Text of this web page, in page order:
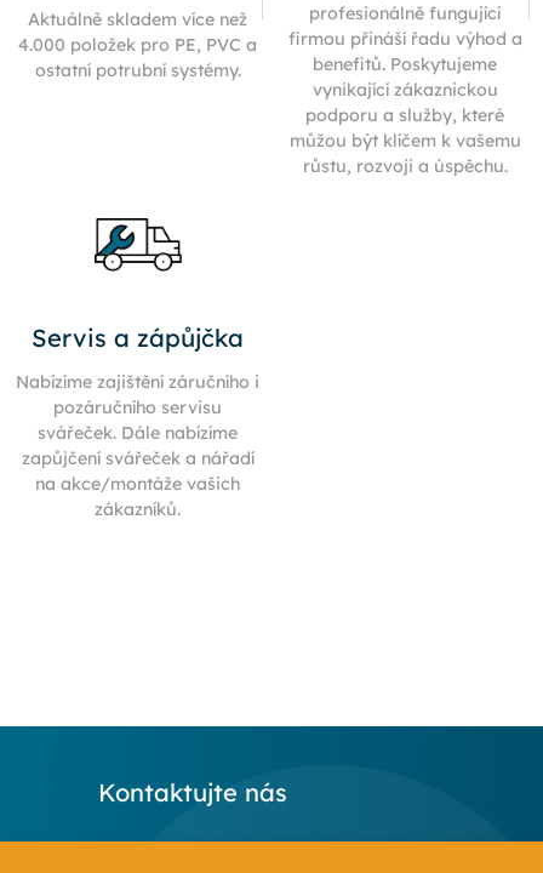
Aktuálně skladem více než
4.000 položek pro PE, PVC a
ostatní potrubní systémy.
profesionálně fungující
firmou přináší řadu výhod a
benefitů. Poskytujeme
vynikající zákaznickou
podporu a služby, které
můžou být klíčem k vašemu
růstu, rozvoji a úspěchu.
Servis a zápůjčka
Nabízíme zajištění záručního i
pozáručního servisu
svářeček. Dále nabízíme
zapůjčení svářeček a nářadí
na akce/montáže vašich
zákazníků.
Kontaktujte nás